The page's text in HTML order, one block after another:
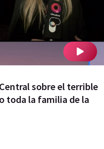
sobre el terrible
toda la familia de la